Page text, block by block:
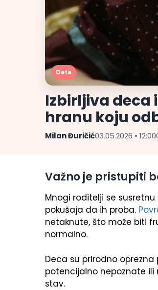
Dete
Izbirljiva deca
hranu koju
Milan Đuričić03.05.2026 • 12:00
Važno je pristupiti
Mnogi roditelji se
pokušaja da ih proba.
netaknute, što može biti
normalno.
Deca su prirodno
potencijalno nepoznate ili
stav.